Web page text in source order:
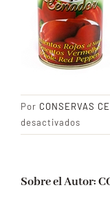
Blog
Por CONSERVAS
desactivados
P
Sobre el Autor: